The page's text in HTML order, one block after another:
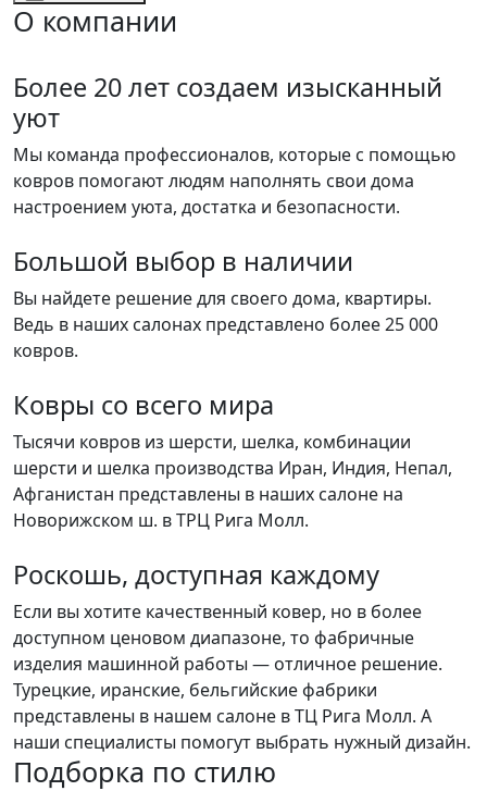
О компании
Более 20 лет создаем изысканный
уют
Мы команда профессионалов, которые с помощью
ковров помогают людям наполнять свои дома
настроением уюта, достатка и безопасности.
Большой выбор в наличии
Вы найдете решение для своего дома, квартиры.
Ведь в наших салонах представлено более 25 000
ковров.
Ковры со всего мира
Тысячи ковров из шерсти, шелка, комбинации
шерсти и шелка производства Иран, Индия, Непал,
Афганистан представлены в наших салоне на
Новорижском ш. в ТРЦ Рига Молл.
Роскошь, доступная каждому
Если вы хотите качественный ковер, но в более
доступном ценовом диапазоне, то фабричные
изделия машинной работы — отличное решение.
Турецкие, иранские, бельгийские фабрики
представлены в нашем салоне в ТЦ Рига Молл. А
наши специалисты помогут выбрать нужный дизайн.
Подборка по стилю